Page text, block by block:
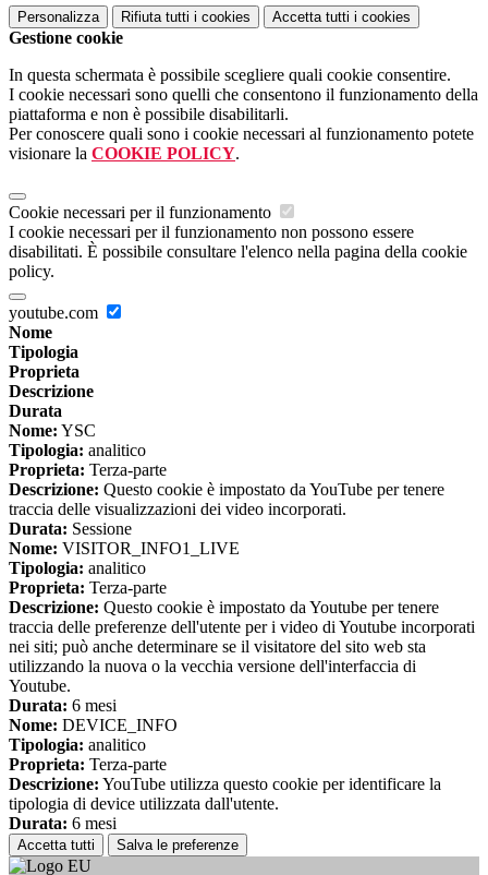
Personalizza Rifiuta tutti i cookies Accetta tutti i cookies
Gestione cookie
In questa schermata è possibile scegliere quali cookie consentire.
I cookie necessari sono quelli che consentono il funzionamento della
piattaforma e non è possibile disabilitarli.
Per conoscere quali sono i cookie necessari al funzionamento potete
visionare la COOKIE POLICY.
Cookie necessari per il funzionamento
I cookie necessari per il funzionamento non possono essere
disabilitati. È possibile consultare l'elenco nella pagina della cookie
policy.
youtube.com
Nome
Tipologia
Proprieta
Descrizione
Durata
Nome: YSC
Tipologia: analitico
Proprieta: Terza-parte
Descrizione: Questo cookie è impostato da YouTube per tenere
traccia delle visualizzazioni dei video incorporati.
Durata: Sessione
Nome: VISITOR_INFO1_LIVE
Tipologia: analitico
Proprieta: Terza-parte
Descrizione: Questo cookie è impostato da Youtube per tenere
traccia delle preferenze dell'utente per i video di Youtube incorporati
nei siti; può anche determinare se il visitatore del sito web sta
utilizzando la nuova o la vecchia versione dell'interfaccia di
Youtube.
Durata: 6 mesi
Nome: DEVICE_INFO
Tipologia: analitico
Proprieta: Terza-parte
Descrizione: YouTube utilizza questo cookie per identificare la
tipologia di device utilizzata dall'utente.
Durata: 6 mesi
Accetta tutti Salva le preferenze